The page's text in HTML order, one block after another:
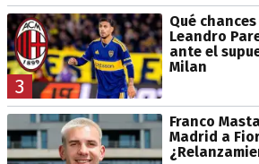
3
Qué
Leandro
ante el
Milan
Franco
Madrid a